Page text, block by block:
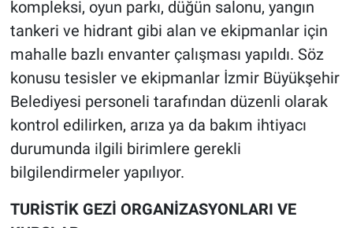
kompleksi, oyun parkı, düğün salonu, yangın
tankeri ve hidrant gibi alan ve ekipmanlar için
mahalle bazlı envanter çalışması yapıldı. Söz
konusu tesisler ve ekipmanlar İzmir Büyükşehir
Belediyesi personeli tarafından düzenli olarak
kontrol edilirken, arıza ya da bakım ihtiyacı
durumunda ilgili birimlere gerekli
bilgilendirmeler yapılıyor.
TURİSTİK GEZİ ORGANİZASYONLARI VE